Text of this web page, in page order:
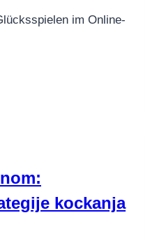
im Online-
kockanja